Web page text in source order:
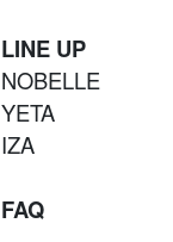
LINE UP
NOBELLE
YETA
IZA
FAQ